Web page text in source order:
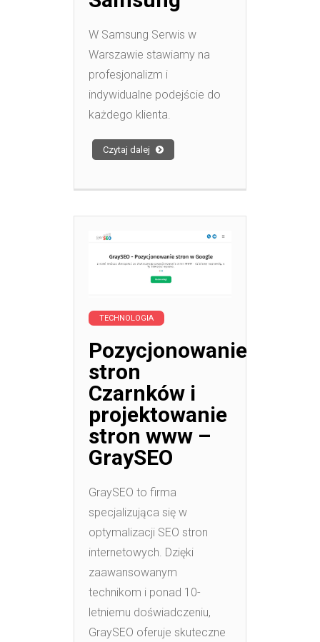
W Samsung Serwis w
Warszawie stawiamy na
profesjonalizm i
indywidualne podejście do
każdego klienta.
Czytaj dalej
TECHNOLOGIA
Pozycjonowanie
stron
Czarnków i
projektowanie
stron www –
GraySEO
GraySEO to firma
specjalizująca się w
optymalizacji SEO stron
internetowych. Dzięki
zaawansowanym
technikom i ponad 10-
letniemu doświadczeniu,
GraySEO oferuje skuteczne